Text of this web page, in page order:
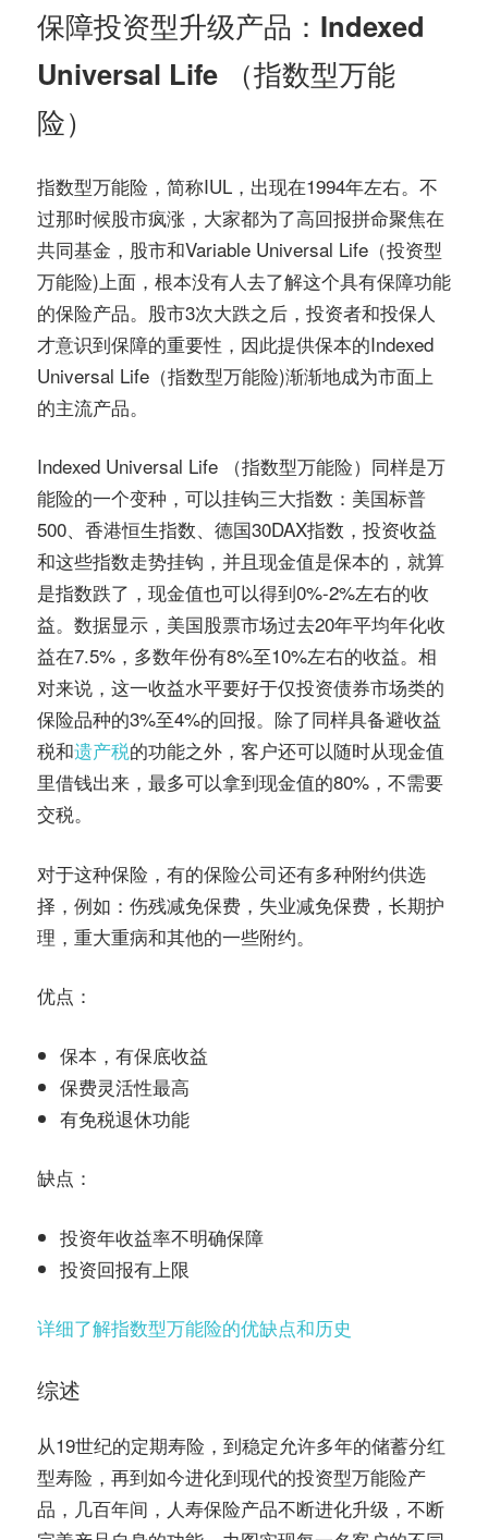
保障投资型升级产品：Indexed
Universal Life （指数型万能
险）
指数型万能险，简称IUL，出现在1994年左右。不
过那时候股市疯涨，大家都为了高回报拼命聚焦在
共同基金，股市和Variable Universal Life（投资型
万能险)上面，根本没有人去了解这个具有保障功能
的保险产品。股市3次大跌之后，投资者和投保人
才意识到保障的重要性，因此提供保本的Indexed
Universal Life（指数型万能险)渐渐地成为市面上
的主流产品。
Indexed Universal Life （指数型万能险）同样是万
能险的一个变种，可以挂钩三大指数：美国标普
500、香港恒生指数、德国30DAX指数，投资收益
和这些指数走势挂钩，并且现金值是保本的，就算
是指数跌了，现金值也可以得到0%-2%左右的收
益。数据显示，美国股票市场过去20年平均年化收
益在7.5%，多数年份有8%至10%左右的收益。相
对来说，这一收益水平要好于仅投资债券市场类的
保险品种的3%至4%的回报。除了同样具备避收益
税和遗产税的功能之外，客户还可以随时从现金值
里借钱出来，最多可以拿到现金值的80%，不需要
交税。
对于这种保险，有的保险公司还有多种附约供选
择，例如：伤残减免保费，失业减免保费，长期护
理，重大重病和其他的一些附约。
优点：
保本，有保底收益
保费灵活性最高
有免税退休功能
缺点：
投资年收益率不明确保障
投资回报有上限
详细了解指数型万能险的优缺点和历史
综述
从19世纪的定期寿险，到稳定允许多年的储蓄分红
型寿险，再到如今进化到现代的投资型万能险产
品，几百年间，人寿保险产品不断进化升级，不断